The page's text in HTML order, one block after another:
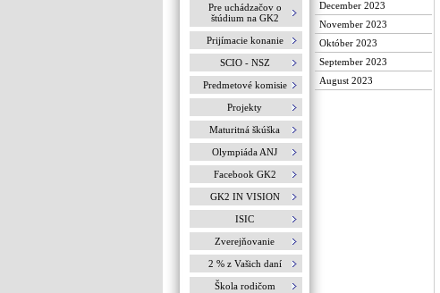
Pre uchádzačov o
štúdium na GK2
Prijímacie konanie
SCIO - NSZ
Predmetové komisie
Projekty
Maturitná škúška
Olympiáda ANJ
Facebook GK2
GK2 IN VISION
ISIC
Zverejňovanie
2 % z Vašich daní
Škola rodičom
December 2023
November 2023
Október 2023
September 2023
August 2023